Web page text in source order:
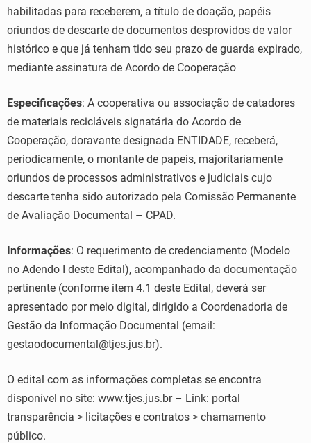
habilitadas para receberem, a título de doação, papéis
oriundos de descarte de documentos desprovidos de valor
histórico e que já tenham tido seu prazo de guarda expirado,
mediante assinatura de Acordo de Cooperação
Especificações: A cooperativa ou associação de catadores
de materiais recicláveis signatária do Acordo de
Cooperação, doravante designada ENTIDADE, receberá,
periodicamente, o montante de papeis, majoritariamente
oriundos de processos administrativos e judiciais cujo
descarte tenha sido autorizado pela Comissão Permanente
de Avaliação Documental – CPAD.
Informações: O requerimento de credenciamento (Modelo
no Adendo I deste Edital), acompanhado da documentação
pertinente (conforme item 4.1 deste Edital, deverá ser
apresentado por meio digital, dirigido a Coordenadoria de
Gestão da Informação Documental (email:
gestaodocumental@tjes.jus.br).
O edital com as informações completas se encontra
disponível no site: www.tjes.jus.br – Link: portal
transparência > licitações e contratos > chamamento
público.